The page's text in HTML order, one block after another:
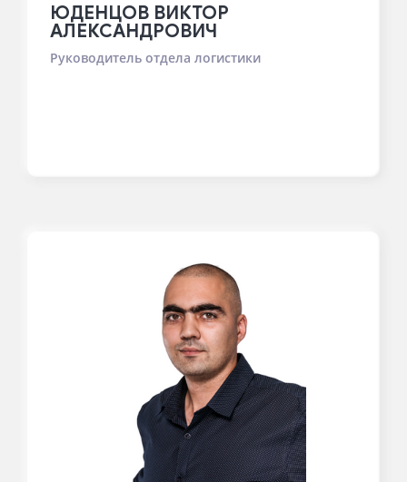
ЮДЕНЦОВ ВИКТОР
АЛЕКСАНДРОВИЧ
Руководитель отдела логистики